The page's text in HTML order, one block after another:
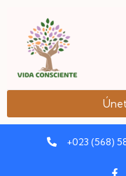
+023 (568)